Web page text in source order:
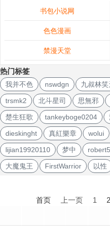
书包小说网
色色漫画
禁漫天堂
热门标签
我并不色 nswdgn 九叔林笑
trsmk2 北斗星司 思無邪
楚生狂歌 tankeyboge0204
dieskinght 真紅樂章 wolui
lijian19920110 梦中
大魔鬼王 FirstWarrior 以性
首页 上一页 1 2